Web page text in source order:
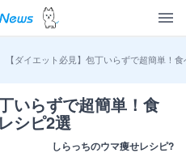
【ダイエット必見】包丁いらずで超簡単！
いらずで超簡単！食
シピ2選
しらっちのウマ痩せレシピ?